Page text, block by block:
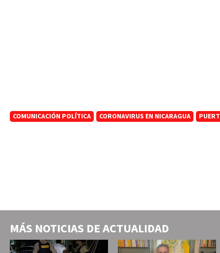
COMUNICACIÓN POLÍTICA CORONAVIRUS EN NICARAGUA
MÁS NOTICIAS DEACTUALIDAD